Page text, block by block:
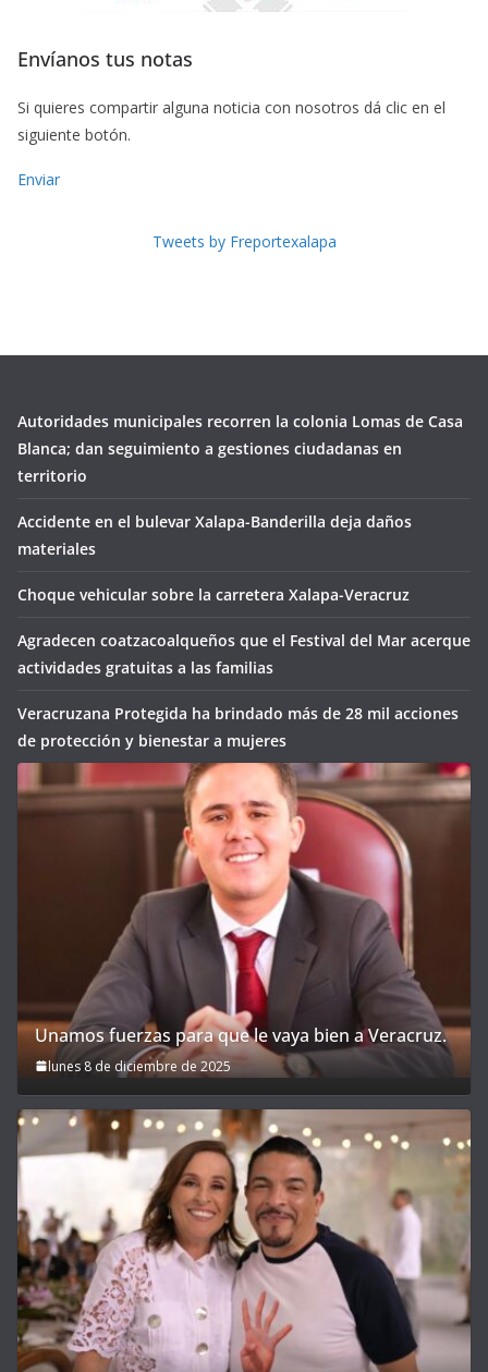
Envíanos tus notas
Si quieres compartir alguna noticia con nosotros dá clic en el
siguiente botón.
Enviar
Tweets by Freportexalapa
Autoridades municipales recorren la colonia Lomas de Casa
Blanca; dan seguimiento a gestiones ciudadanas en
territorio
Accidente en el bulevar Xalapa-Banderilla deja daños
materiales
Choque vehicular sobre la carretera Xalapa-Veracruz
Agradecen coatzacoalqueños que el Festival del Mar acerque
actividades gratuitas a las familias
Veracruzana Protegida ha brindado más de 28 mil acciones
de protección y bienestar a mujeres
Unamos fuerzas para que le vaya bien a Veracruz.
lunes 8 de diciembre de 2025